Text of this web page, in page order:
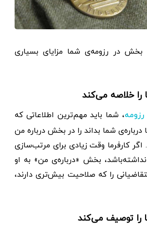
بخش در رزومه‌ی شما مزایای بسیاری
خلاصه می‌کند
، شما باید مهم‌ترین اطلاعاتی که
درباره‌ی شما بداند را در بخش درباره من
اگر کارفرما وقت زیادی برای مرتب‌سازی
بخش «درباره‌ی من» به او
را که صلاحیت بیش‌تری دارند،
را توصیف می‌کند